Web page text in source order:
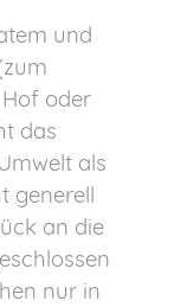
und
oder
das
als
generell
an die
nur in